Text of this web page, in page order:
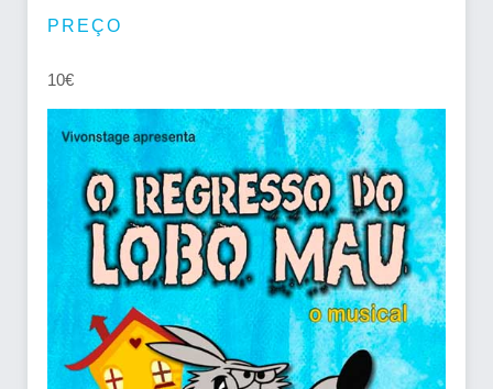
PREÇO
10€